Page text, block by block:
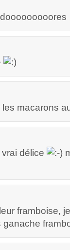
macarons
délice
framboise,
ganache